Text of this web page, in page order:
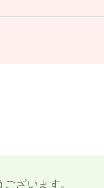
ざいます。